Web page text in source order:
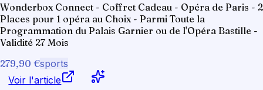
Wonderbox Connect - Coffret Cadeau - Opéra de Paris - 2
Places pour 1 opéra au Choix - Parmi Toute la
Programmation du Palais Garnier ou de l'Opéra Bastille -
Validité 27 Mois
279,90 €sports
Voir l'article